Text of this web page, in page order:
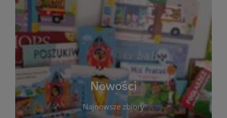
Nowości
Najnowsze zbiory
W tej sekcji prezentujemy najnowsze książki,
audiobooki oraz filmy, które właśnie trafiły do
zbiorów Miejskiej Biblioteki Publicznej w
Starachowicach. Regularnie aktualizujemy listę,
aby Czytelnicy mogli na bieżąco odkrywać świeże
tytuły i najciekawsze premiery wydawnicze. Każda
pozycja opatrzona jest krótkim opisem i
informacją o dostępności w katalogu. Zachęcamy